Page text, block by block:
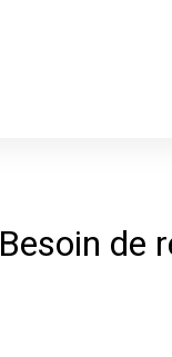
Besoin de